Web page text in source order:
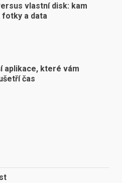
vlastní disk: kam
fotky a data
aplikace, které vám
čas